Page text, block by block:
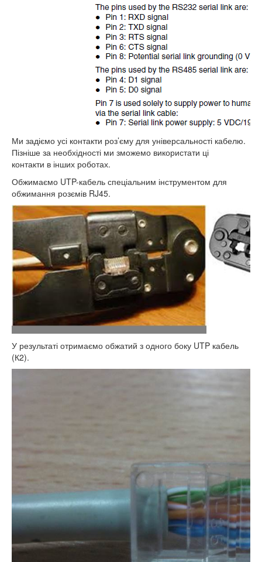
Ми задіємо усі контакти роз’єму для універсальності кабелю.
Пізніше за необхідності ми зможемо використати ці
контакти в інших роботах.
Обжимаємо UTP-кабель спеціальним інструментом для
обжимання розємів RJ45.
У результаті отримаємо обжатий з одного боку UTP кабель
(К2).